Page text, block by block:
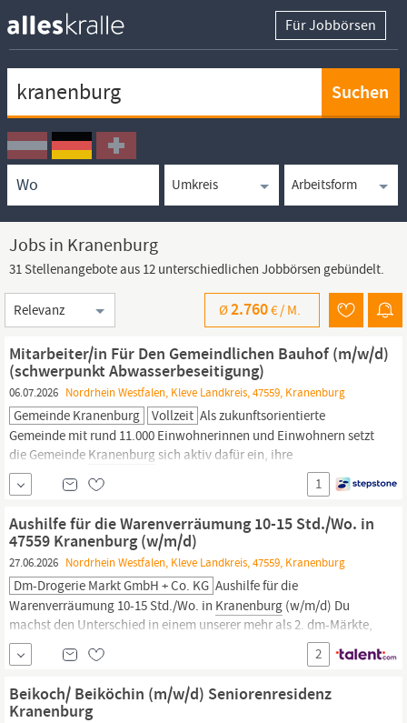
Für Jobbörsen
Ortssuche
Umkreissuche
Arbeitsform
Jobs in Kranenburg
31 Stellenangebote aus 12 unterschiedlichen Jobbörsen gebündelt.
Sortierung
Ø2.760€ / M.
Mitarbeiter/in Für Den Gemeindlichen Bauhof (m/w/d)
(schwerpunkt Abwasserbeseitigung)
06.07.2026 Nordrhein Westfalen, Kleve Landkreis, 47559, Kranenburg
Gemeinde Kranenburg Vollzeit Als zukunftsorientierte
Gemeinde mit rund 11.000 Einwohnerinnen und Einwohnern setzt
die Gemeinde Kranenburg sich aktiv dafür ein, ihre
Dienstleistungen kontinuierlich zu optimieren,
weiterzuentwickeln und an die Bedürfnisse unserer Bürgerinnen
unkompliziert und
1
Aushilfe für die Warenverräumung 10-15 Std./Wo. in
47559 Kranenburg (w/m/d)
27.06.2026 Nordrhein Westfalen, Kleve Landkreis, 47559, Kranenburg
Dm-Drogerie Markt GmbH + Co. KG Aushilfe für die
Warenverräumung 10-15 Std./Wo. in Kranenburg (w/m/d) Du
machst den Unterschied in einem unserer mehr als 2. dm-Märkte,
der Begegnungsstätte für Marken und Menschen. Ob Minijob oder
Midijob – Du wünschst Dir auch ein tolles Team? Ein Team von
Kollegen, die sich unterstützen und auf die Du Dich verlassen
kannst, findest Du beim Minijob /...
2
Beikoch/ Beiköchin (m/w/d) Seniorenresidenz
Kranenburg